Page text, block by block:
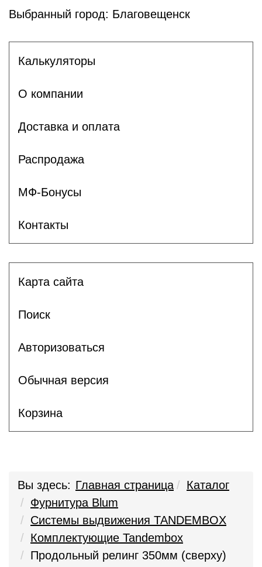
Выбранный город: Благовещенск
Калькуляторы
О компании
Доставка и оплата
Распродажа
МФ-Бонусы
Контакты
Карта сайта
Поиск
Авторизоваться
Обычная версия
Корзина
Вы здесь: Главная страница
Каталог
Фурнитура Blum
Системы выдвижения TANDEMBOX
Комплектующие Tandembox
Продольный релинг 350мм (сверху)